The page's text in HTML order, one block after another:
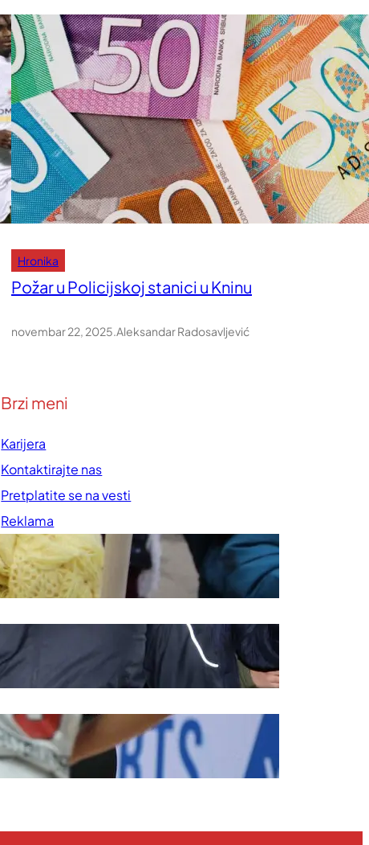
Hronika
Požar u Policijskoj stanici u Kninu
novembar 22, 2025 Aleksandar Radosavljević
Brzi meni
Karijera
Kontaktirajte nas
Pretplatite se na vesti
Reklama
Urednička politika
Pravila korišćenja